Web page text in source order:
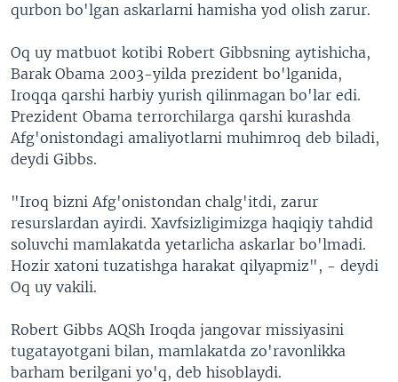
qurbon bo'lgan askarlarni hamisha yod olish zarur.
Oq uy matbuot kotibi Robert Gibbsning aytishicha,
Barak Obama 2003-yilda prezident bo'lganida,
Iroqqa qarshi harbiy yurish qilinmagan bo'lar edi.
Prezident Obama terrorchilarga qarshi kurashda
Afg'onistondagi amaliyotlarni muhimroq deb biladi,
deydi Gibbs.
"Iroq bizni Afg'onistondan chalg'itdi, zarur
resurslardan ayirdi. Xavfsizligimizga haqiqiy tahdid
soluvchi mamlakatda yetarlicha askarlar bo'lmadi.
Hozir xatoni tuzatishga harakat qilyapmiz", - deydi
Oq uy vakili.
Robert Gibbs AQSh Iroqda jangovar missiyasini
tugatayotgani bilan, mamlakatda zo'ravonlikka
barham berilgani yo'q, deb hisoblaydi.